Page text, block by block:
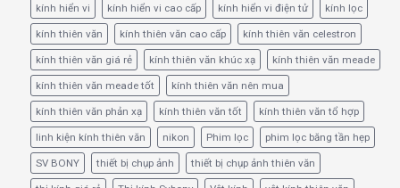
kính hiển vi kính hiển vi cao cấp kính hiển vi điện tử kính lọc
kính thiên văn kính thiên văn cao cấp kính thiên văn celestron
kính thiên văn giá rẻ kính thiên văn khúc xạ kính thiên văn meade
kính thiên văn meade tốt kính thiên văn nên mua
kính thiên văn phản xạ kính thiên văn tốt kính thiên văn tổ hợp
linh kiện kính thiên văn nikon Phim lọc phim lọc băng tần hẹp
SV BONY thiết bị chụp ảnh thiết bị chụp ảnh thiên văn